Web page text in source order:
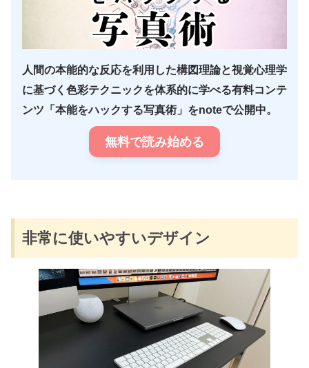
人間の本能的な反応を利用した構図理論と視覚心理学
に基づく色彩テクニックを体系的に学べる有料コンテ
ンツ「本能をハックする写真術」をnoteで公開中。
無料で読み始める
非常に使いやすいデザイン